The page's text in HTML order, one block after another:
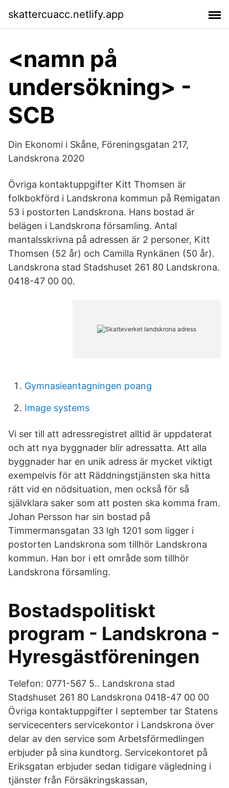
skattercuacc.netlify.app
<namn på
undersökning> -
SCB
Din Ekonomi i Skåne, Föreningsgatan 217,
Landskrona 2020
Övriga kontaktuppgifter Kitt Thomsen är
folkbokförd i Landskrona kommun på Remigatan
53 i postorten Landskrona. Hans bostad är
belägen i Landskrona församling. Antal
mantalsskrivna på adressen är 2 personer, Kitt
Thomsen (52 år) och Camilla Rynkänen (50 år).
Landskrona stad Stadshuset 261 80 Landskrona.
0418-47 00 00.
Gymnasieantagningen poang
Image systems
Vi ser till att adressregistret alltid är uppdaterat
och att nya byggnader blir adressatta. Att alla
byggnader har en unik adress är mycket viktigt
exempelvis för att Räddningstjänsten ska hitta
rätt vid en nödsituation, men också för så
självklara saker som att posten ska komma fram.
Johan Persson har sin bostad på
Timmermansgatan 33 lgh 1201 som ligger i
postorten Landskrona som tillhör Landskrona
kommun. Han bor i ett område som tillhör
Landskrona församling.
Bostadspolitiskt
program - Landskrona -
Hyresgästföreningen
Telefon: 0771-567 5.. Landskrona stad
Stadshuset 261 80 Landskrona 0418-47 00 00
Övriga kontaktuppgifter I september tar Statens
servicecenters servicekontor i Landskrona över
delar av den service som Arbetsförmedlingen
erbjuder på sina kundtorg. Servicekontoret på
Eriksgatan erbjuder sedan tidigare vägledning i
tjänster från Försäkringskassan,